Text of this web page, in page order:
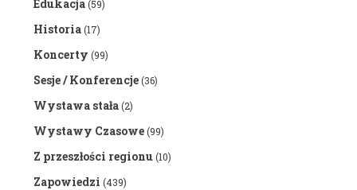
Edukacja(59)
Historia(17)
Koncerty (99)
Sesje / Konferencje(36)
Wystawa stała(2)
Wystawy Czasowe(99)
Z przeszłości regionu(10)
Zapowiedzi (439)